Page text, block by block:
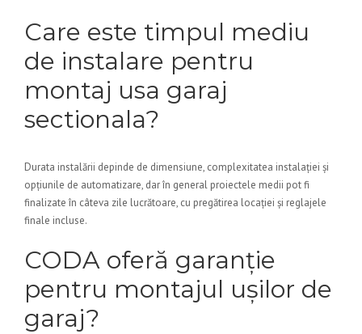
Care este timpul mediu
de instalare pentru
montaj usa garaj
sectionala?
Durata instalării depinde de dimensiune, complexitatea instalației și
opțiunile de automatizare, dar în general proiectele medii pot fi
finalizate în câteva zile lucrătoare, cu pregătirea locației și reglajele
finale incluse.
CODA oferă garanție
pentru montajul ușilor de
garaj?